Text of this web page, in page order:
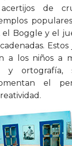
de
el Boggle y el
a los niños a
y ortografía,
el